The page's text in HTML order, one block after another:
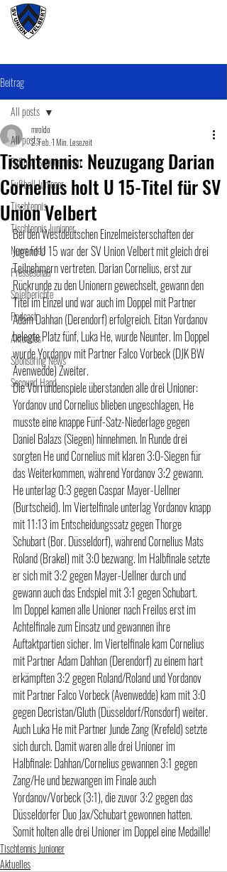
Beitrag
All posts
Fußball SeniorenInnen
Fußball Junioner
Tischtennis
Tischtennis Junioner
News Feed
Presseschau
Spielberichte
Podcast
Aktuelles
Sponsoring News
Secound Hand
All posts
Tischtennis: Neuzugang Darian
Cornelius holt U 15-Titel für SV
Union Velbert
mroldo
2. Feb.1 Min. Lesezeit
Bei den Westdeutschen Einzelmeisterschaften der
Jugend U 15 war der SV Union Velbert mit gleich drei
Teilnehmern vertreten. Darian Cornelius, erst zur
Rückrunde zu den Unionern gewechselt, gewann den
Titel im Einzel und war auch im Doppel mit Partner
Adam Dahhan (Derendorf) erfolgreich. Eitan Yordanov
belegte Platz fünf, Luka He, wurde Neunter. Im Doppel
wurde Yordanov mit Partner Falco Vorbeck (DJK BW
Avenwedde) Zweiter.
Die Vorrundenspiele überstanden alle drei Unioner:
Yordanov und Cornelius blieben ungeschlagen, He
musste eine knappe Fünf-Satz-Niederlage gegen
Daniel Balazs (Siegen) hinnehmen. In Runde drei
sorgten He und Cornelius mit klaren 3:0-Siegen für
das Weiterkommen, während Yordanov 3:2 gewann.
He unterlag 0:3 gegen Caspar Mayer-Uellner
(Burtscheid). Im Viertelfinale unterlag Yordanov knapp
mit 11:13 im Entscheidungssatz gegen Thorge
Schubart (Bor. Düsseldorf), während Cornelius Mats
Roland (Brakel) mit 3:0 bezwang. Im Halbfinale setzte
er sich mit 3:2 gegen Mayer-Uellner durch und
gewann auch das Endspiel mit 3:1 gegen Schubart.
Im Doppel kamen alle Unioner nach Freilos erst im
Achtelfinale zum Einsatz und gewannen ihre
Auftaktpartien sicher. Im Viertelfinale kam Cornelius
mit Partner Adam Dahhan (Derendorf) zu einem hart
erkämpften 3:2 gegen Roland/Roland und Yordanov
mit Partner Falco Vorbeck (Avenwedde) kam mit 3:0
gegen Decristan/Gluth (Düsseldorf/Ronsdorf) weiter.
Auch Luka He mit Partner Junde Zang (Krefeld) setzte
sich durch. Damit waren alle drei Unioner im
Halbfinale: Dahhan/Cornelius gewannen 3:1 gegen
Zang/He und bezwangen im Finale auch
Yordanov/Vorbeck (3:1), die zuvor 3:2 gegen das
Düsseldorfer Duo Jax/Schubart gewonnen hatten.
Somit holten alle drei Unioner im Doppel eine Medaille!
Tischtennis Junioner
Aktuelles